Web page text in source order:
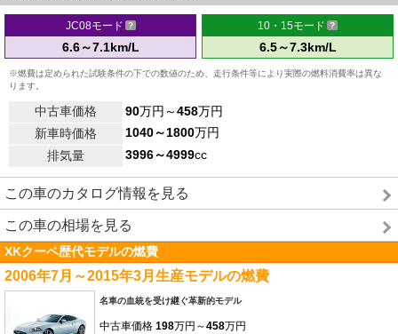
JC08モード
6.6～7.1km/L
10・15モード
6.5～7.3km/L
※燃費は定められた試験条件の下での数値のため、走行条件等により実際の燃料消費率は異な
ります。
中古車価格 90万円～458万円
新車時価格
1040～1800万円
排気量
3996～4999cc
この車のカタログ情報を見る
この車の相場を見る
XKクーペ歴代モデルの燃費
2006年7月～2015年3月生産モデルの燃費
名車の血統を受け継ぐ革新的モデル
中古車価格 198万円～458万円